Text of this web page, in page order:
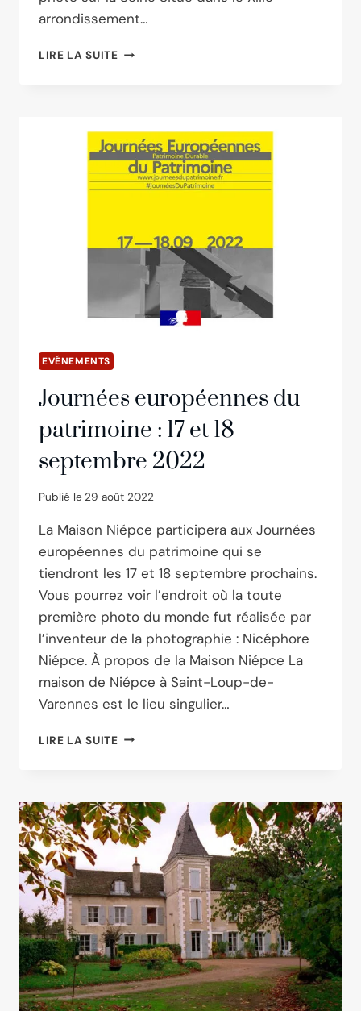
arrondissement…
LIRE LA SUITEUN
LA
PHOTO
SUR
LA
EVÉNEMENTS
Journées européennes du
patrimoine : 17 et 18
septembre 2022
Publié le 29 août 2022
La Maison Niépce participera aux Journées
européennes du patrimoine qui se
tiendront les 17 et 18 septembre prochains.
Vous pourrez voir l’endroit où la toute
première photo du monde fut réalisée par
l’inventeur de la photographie : Nicéphore
Niépce. À propos de la Maison Niépce La
maison de Niépce à Saint-Loup-de-
Varennes est le lieu singulier…
LIRE LA SUITEJOURNÉES
17
ET
18
SEPTEMBRE
2022